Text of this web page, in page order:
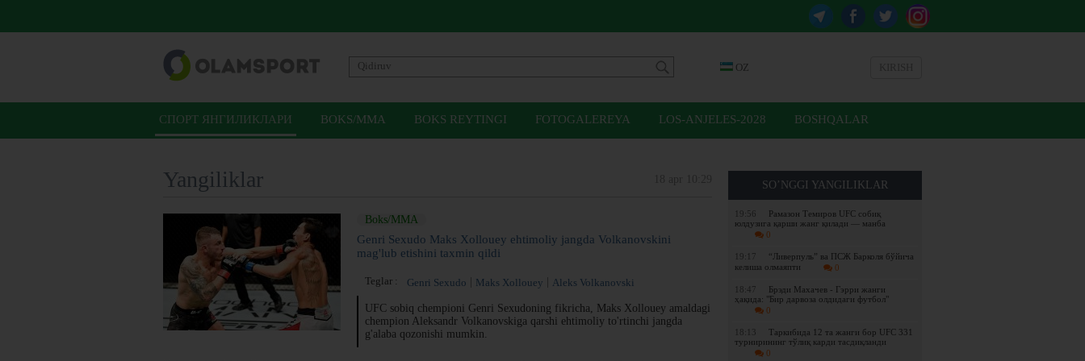
OZ
СПОРТ ЯНГИЛИКЛАРИ BOKS/MMA BOKS REYTINGI FOTOGALEREYA LOS-ANJELES-2028 BOSHQALAR
SO’NGGI YANGILIKLAR
19:56
Рамазон Темиров UFC собиқ
юлдузига қарши жанг қилади — манба
0
19:17
“Ливерпуль” ва ПСЖ Барколя бўйича
келиша олмаяпти
0
18:47
Брэди Махачев - Гэрри жанги
ҳақида: "Бир дарвоза олдидаги футбол"
0
18:13
Таркибида 12 та жанги бор UFC 331
турнирининг тўлиқ карди тасдиқланди
0
Yangiliklar
Boks/MMA
Genri Sexudo Maks Xollouey ehtimoliy jangda Volkanovskini
mag'lub etishini taxmin qildi
Teglar : Genri Sexudo Maks Xollouey Aleks Volkanovski
UFC sobiq chempioni Genri Sexudoning fikricha, Maks Xollouey amaldagi
chempion Aleksandr Volkanovskiga qarshi ehtimoliy to'rtinchi jangda
g'alaba qozonishi mumkin.